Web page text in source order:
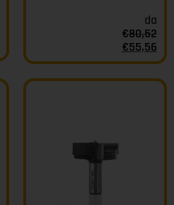
da
€80,52
€55,56